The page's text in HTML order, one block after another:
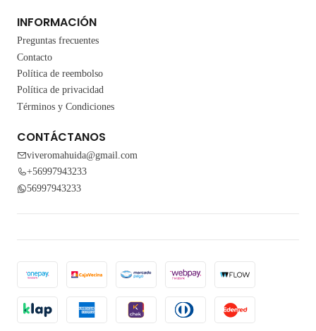
INFORMACIÓN
Preguntas frecuentes
Contacto
Política de reembolso
Política de privacidad
Términos y Condiciones
CONTÁCTANOS
viveromahuida@gmail.com
+56997943233
56997943233